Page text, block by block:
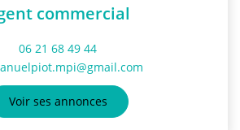
commercial
06 21 68 49 44
Voir ses annonces